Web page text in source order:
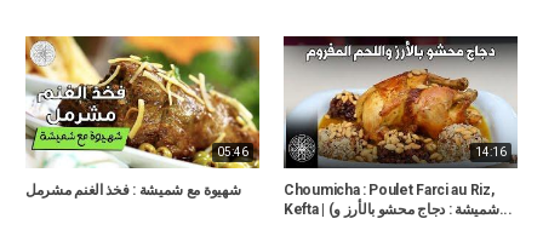
05:46
شهيوة مع شميشة : فخذ الغنم مشرمل
14:16
Choumicha : Poulet Farci au Riz,
Kefta | (شميشة : دجاج محشو بالأرز و...